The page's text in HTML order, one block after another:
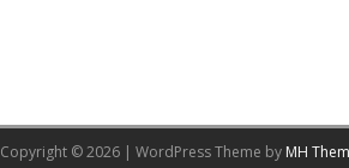
Copyright © 2026 | WordPress Theme by MH